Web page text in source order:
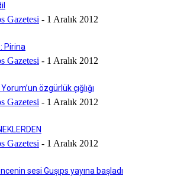
Gazetesi - 1 Aralık 2012
Pirina
Gazetesi - 1 Aralık 2012
özgürlük çığlığı
Gazetesi - 1 Aralık 2012
Gazetesi - 1 Aralık 2012
sesi Guşıps yayına başladı